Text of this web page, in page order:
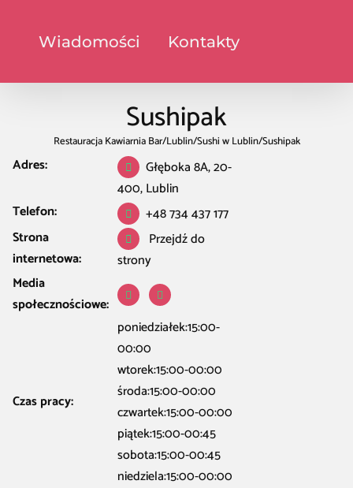
Wiadomości Kontakty
Sushipak
Restauracja Kawiarnia Bar/Lublin/Sushi w Lublin/Sushipak
Adres:
Głęboka 8A, 20-
400, Lublin
Telefon:
+48 734 437 177
Strona
internetowa:
Przejdź do
strony
Media
społecznościowe:
Czas pracy:
poniedziałek:15:00-
00:00
wtorek:15:00-00:00
środa:15:00-00:00
czwartek:15:00-00:00
piątek:15:00-00:45
sobota:15:00-00:45
niedziela:15:00-00:00